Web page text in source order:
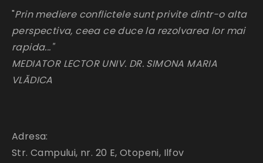
"Prin mediere conflictele sunt privite dintr-o alta
perspectiva, ceea ce duce la rezolvarea lor mai
rapida..."
MEDIATOR LECTOR UNIV. DR. SIMONA MARIA
VLĂDICA
Adresa:
Str. Campului, nr. 20 E, Otopeni, Ilfov